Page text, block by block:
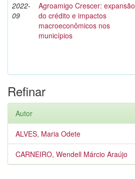
2022-
09
Agroamigo Crescer: expansão
do crédito e impactos
macroeconômicos nos
municípios
Refinar
Autor
ALVES, Maria Odete
CARNEIRO, Wendell Márcio Araújo